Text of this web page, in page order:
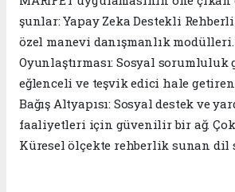
şunlar: Yapay Zeka Destekli
özel manevi danışmanlık
Oyunlaştırması: Sosyal
eğlenceli ve teşvik edici hale
Bağış Altyapısı: Sosyal destek ve
faaliyetleri için güvenilir bir ağ.
Küresel ölçekte rehberlik sunan dil